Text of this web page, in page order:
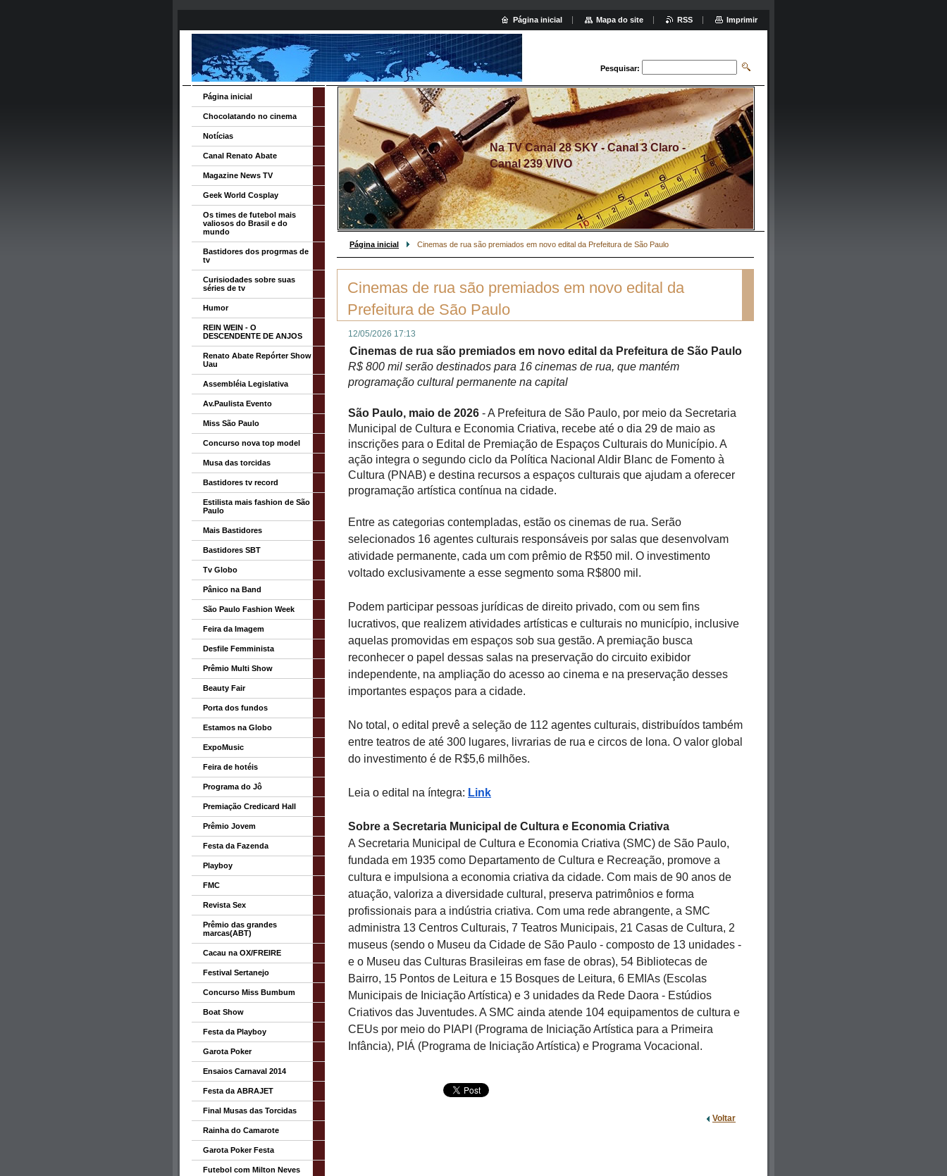
Pesquisar:
Na TV Canal 28 SKY - Canal 3 Claro -
Canal 239 VIVO
Página inicial Cinemas de rua são premiados em novo edital da Prefeitura de São Paulo
Cinemas de rua são premiados em novo edital da
Prefeitura de São Paulo
12/05/2026 17:13
Cinemas de rua são premiados em novo edital da Prefeitura de São Paulo
R$ 800 mil serão destinados para 16 cinemas de rua, que mantém
programação cultural permanente na capital
São Paulo, maio de 2026 - A Prefeitura de São Paulo, por meio da Secretaria
Municipal de Cultura e Economia Criativa, recebe até o dia 29 de maio as
inscrições para o Edital de Premiação de Espaços Culturais do Município. A
ação integra o segundo ciclo da Política Nacional Aldir Blanc de Fomento à
Cultura (PNAB) e destina recursos a espaços culturais que ajudam a oferecer
programação artística contínua na cidade.
Entre as categorias contempladas, estão os cinemas de rua. Serão
selecionados 16 agentes culturais responsáveis por salas que desenvolvam
atividade permanente, cada um com prêmio de R$50 mil. O investimento
voltado exclusivamente a esse segmento soma R$800 mil.
Podem participar pessoas jurídicas de direito privado, com ou sem fins
lucrativos, que realizem atividades artísticas e culturais no município, inclusive
aquelas promovidas em espaços sob sua gestão. A premiação busca
reconhecer o papel dessas salas na preservação do circuito exibidor
independente, na ampliação do acesso ao cinema e na preservação desses
importantes espaços para a cidade.
No total, o edital prevê a seleção de 112 agentes culturais, distribuídos também
entre teatros de até 300 lugares, livrarias de rua e circos de lona. O valor global
do investimento é de R$5,6 milhões.
Leia o edital na íntegra: Link
Sobre a Secretaria Municipal de Cultura e Economia Criativa
A Secretaria Municipal de Cultura e Economia Criativa (SMC) de São Paulo,
fundada em 1935 como Departamento de Cultura e Recreação, promove a
cultura e impulsiona a economia criativa da cidade. Com mais de 90 anos de
atuação, valoriza a diversidade cultural, preserva patrimônios e forma
profissionais para a indústria criativa. Com uma rede abrangente, a SMC
administra 13 Centros Culturais, 7 Teatros Municipais, 21 Casas de Cultura, 2
museus (sendo o Museu da Cidade de São Paulo - composto de 13 unidades -
e o Museu das Culturas Brasileiras em fase de obras), 54 Bibliotecas de
Bairro, 15 Pontos de Leitura e 15 Bosques de Leitura, 6 EMIAs (Escolas
Municipais de Iniciação Artística) e 3 unidades da Rede Daora - Estúdios
Criativos das Juventudes. A SMC ainda atende 104 equipamentos de cultura e
CEUs por meio do PIAPI (Programa de Iniciação Artística para a Primeira
Infância), PIÁ (Programa de Iniciação Artística) e Programa Vocacional.
Voltar
Página inicial
Chocolatando no cinema
Notícias
Canal Renato Abate
Magazine News TV
Geek World Cosplay
Os times de futebol mais
valiosos do Brasil e do
mundo
Bastidores dos progrmas de
tv
Curisiodades sobre suas
séries de tv
Humor
REIN WEIN - O
DESCENDENTE DE ANJOS
Renato Abate Repórter Show
Uau
Assembléia Legislativa
Av.Paulista Evento
Miss São Paulo
Concurso nova top model
Musa das torcidas
Bastidores tv record
Estilista mais fashion de São
Paulo
Mais Bastidores
Bastidores SBT
Tv Globo
Pânico na Band
São Paulo Fashion Week
Feira da Imagem
Desfile Femminista
Prêmio Multi Show
Beauty Fair
Porta dos fundos
Estamos na Globo
ExpoMusic
Feira de hotéis
Programa do Jô
Premiação Credicard Hall
Prêmio Jovem
Festa da Fazenda
Playboy
FMC
Revista Sex
Prêmio das grandes
marcas(ABT)
Cacau na OX/FREIRE
Festival Sertanejo
Concurso Miss Bumbum
Boat Show
Festa da Playboy
Garota Poker
Ensaios Carnaval 2014
Festa da ABRAJET
Final Musas das Torcidas
Rainha do Camarote
Garota Poker Festa
Futebol com Milton Neves
Página inicial Mapa do site RSS Imprimir